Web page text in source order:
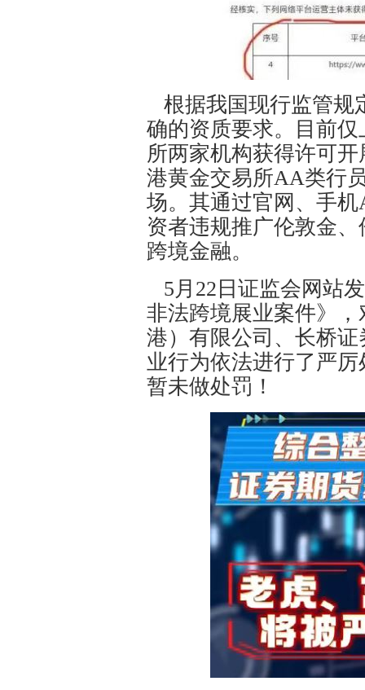
根据我国现行监管规
确的资质要求。目前
所两家机构获得许可
港黄金交易所AA类行
场。其通过官网、手
资者违规推广伦敦金
跨境金融。
5月22日证监会网站
非法跨境展业案件》
港）有限公司、长桥
业行为依法进行了严
暂未做处罚！